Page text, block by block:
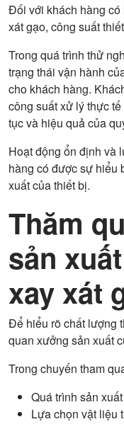
Đối với khách hàng có
xát gạo, công suất
Trong quá trình thử
trạng thái vận hành
cho khách hàng.
công suất xử lý thực
tục và hiệu quả của
Hoạt động ổn định và
hàng có được sự hiểu
xuất của thiết bị.
Thăm
sản
xay xát
Để hiểu rõ chất lượng
quan xưởng sản xuất
Trong chuyến tham
Quá trình sản
Lựa chọn vật liệu